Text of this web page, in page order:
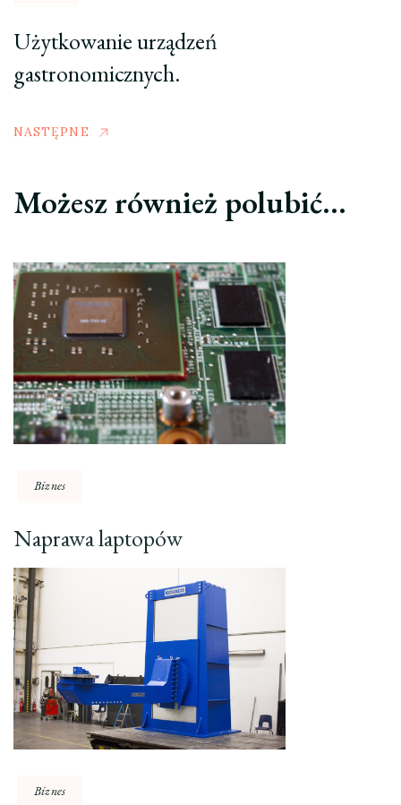
Użytkowanie urządzeń
gastronomicznych.
NASTĘPNE
Możesz również polubić…
Biznes
Naprawa laptopów
Biznes